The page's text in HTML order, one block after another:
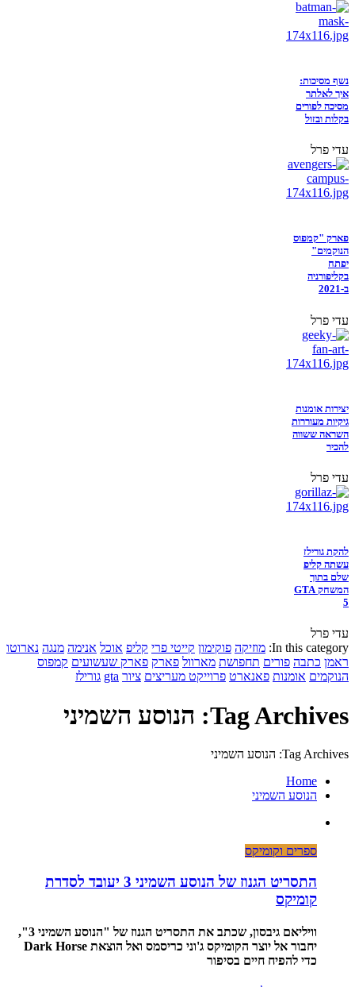
נשף מסיכות:
איך לאלתר
מסיכה לפורים
בקלות ובזול
עדי פרל
פארק "קמפוס
הנוקמים"
יפתח
בקליפורניה
ב-2021
עדי פרל
יצירות אומנות
גיקיות מעוררות
השראה ששווה
להכיר
עדי פרל
להקת גורילז
עשתה קליפ
שלם בתוך
המשחק GTA
5
עדי פרל
In this category: מוזיקה פוקימון קייטי פרי קליפ אוכל אנימה מנגה נארוטו
ראמן כתבה פורים תחפושת מארוול פארק פארק שעשועים קמפוס
הנוקמים אומנות פאנארט פרוייקט מעריצים ציור gta גורילז
Tag Archives: הנוסע השמיני
Tag Archives: הנוסע השמיני
Home
הנוסע השמיני
ספרים וקומיקס
התסריט הגנוז של הנוסע השמיני 3 יעובד לסדרת
קומיקס
וויליאם גיבסון, שכתב את התסריט הגנוז של "הנוסע השמיני 3",
יחבור אל יוצר הקומיקס ג'וני כריסמס ואל הוצאת Dark Horse
כדי להפיח חיים בסיפור